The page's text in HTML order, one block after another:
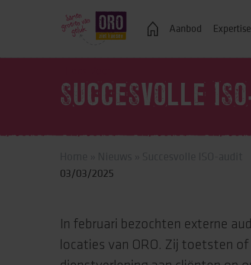
Aanbod
Onderwijs,
Vrije tijd
Werk &
Veelgestelde vragen
SUCCESVOLLE
03/03/2025
In februari bezochten externe
locaties van ORO. Zij toetsten